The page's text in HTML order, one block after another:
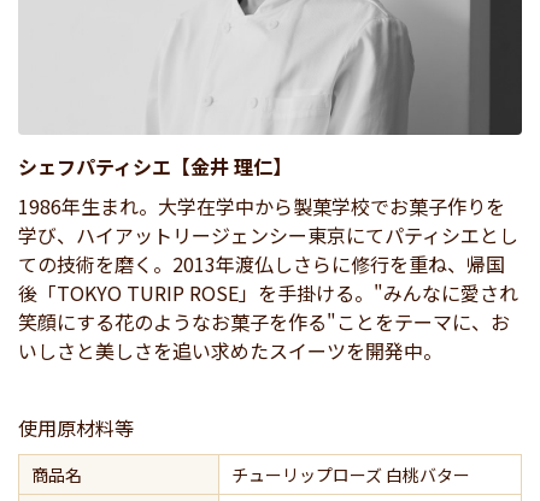
シェフパティシエ【金井 理仁】
1986年生まれ。大学在学中から製菓学校でお菓子作りを
学び、ハイアットリージェンシー東京にてパティシエとし
ての技術を磨く。2013年渡仏しさらに修行を重ね、帰国
後「TOKYO TURIP ROSE」を手掛ける。"みんなに愛され
笑顔にする花のようなお菓子を作る"ことをテーマに、お
いしさと美しさを追い求めたスイーツを開発中。
使用原材料等
商品名
チューリップローズ 白桃バター